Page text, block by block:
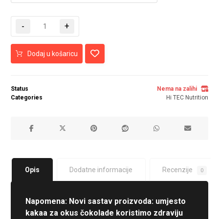
- +
Dodaj u košaricu
Status
Nema na zalihi
Categories
Hi TEC Nutrition
Opis Dodatne informacije Recenzije 0
Napomena: Novi sastav proizvoda: umjesto
kakaa za okus čokolade koristimo zdraviju